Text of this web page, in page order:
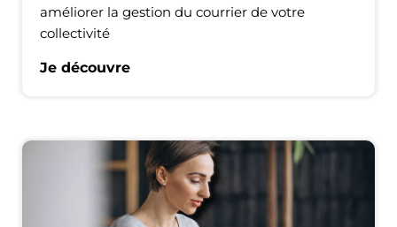
améliorer la gestion du courrier de votre
collectivité
Je découvre